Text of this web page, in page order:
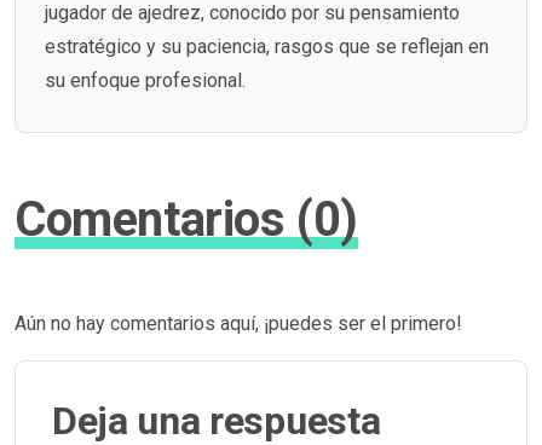
jugador de ajedrez, conocido por su pensamiento
estratégico y su paciencia, rasgos que se reflejan en
su enfoque profesional.
Comentarios (0)
Aún no hay comentarios aquí, ¡puedes ser el primero!
Deja una respuesta